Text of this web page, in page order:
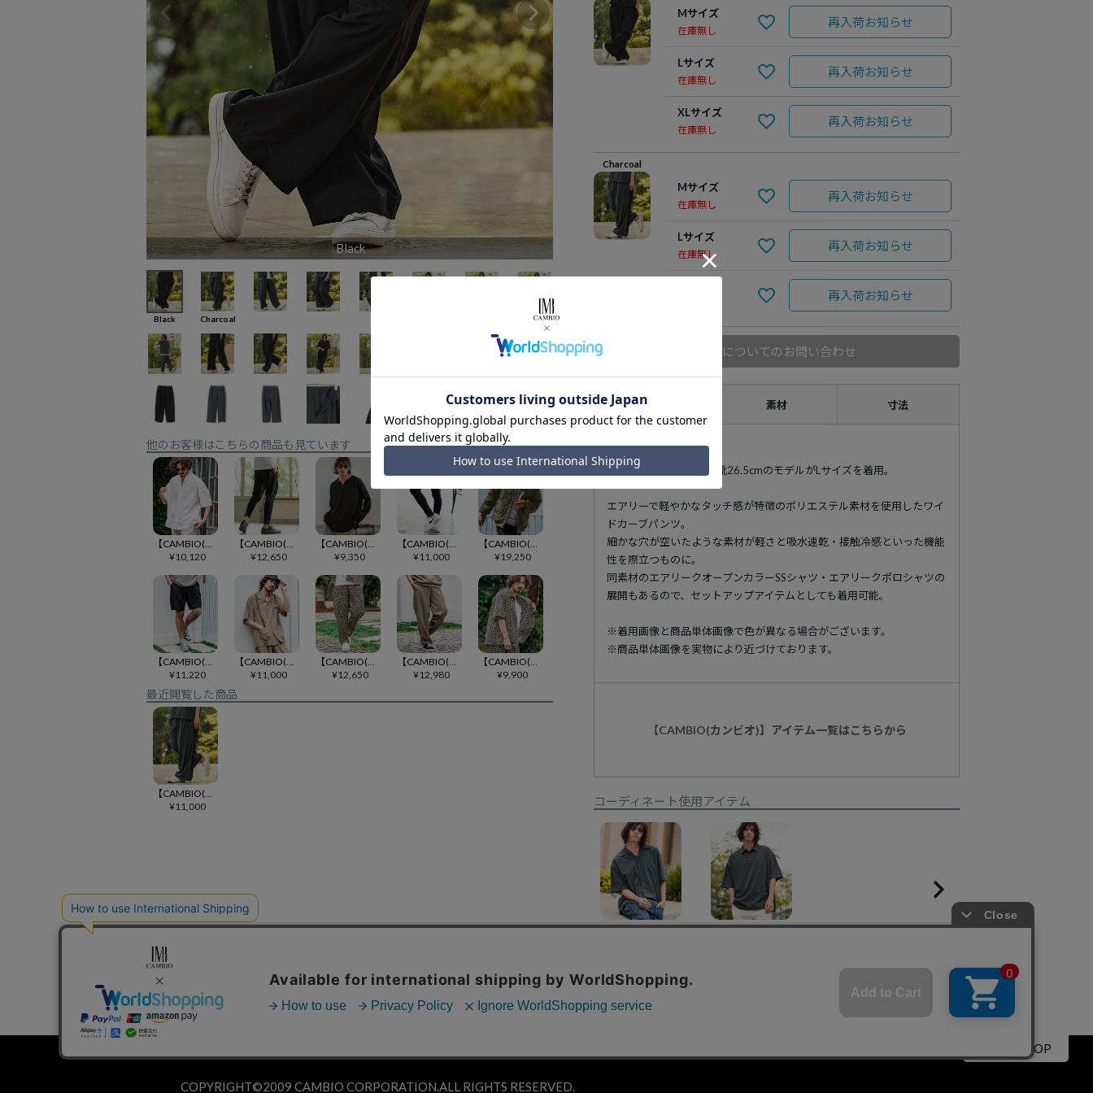
Black Charcoal
Black Charcoal
他のお客様はこちらの商品も見ています
¥10,120
¥12,650
¥9,350
¥11,000
¥19,250
¥11,220
¥11,000
¥12,650
¥12,980
¥9,900
最近閲覧した商品
¥11,000
Mサイズ
在庫無し
再入荷お知らせ
Lサイズ
在庫無し
再入荷お知らせ
XLサイズ
在庫無し
再入荷お知らせ
Charcoal
Mサイズ
在庫無し
再入荷お知らせ
Lサイズ
在庫無し
再入荷お知らせ
再入荷お知らせ
商品についてのお問い合わせ
アイテム説明 素材 寸法
175cm B90-W73-H89 靴26.5cmのモデルがLサイズを着用。
エアリーで軽やかなタッチ感が特徴のポリエステル素材を使用したワイ
ドカーブパンツ。
細かな穴が空いたような素材が軽さと吸水速乾・接触冷感といった機能
性を際立つものに。
同素材のエアリークオープンカラーSSシャツ・エアリークポロシャツの
展開もあるので、セットアップアイテムとしても着用可能。
※着用画像と商品単体画像で色が異なる場合がございます。
※商品単体画像を実物により近づけております。
【CAMBIO(カンビオ)】アイテム一覧はこちらから
コーディネート使用アイテム
【CAMBIO(カンビオ)】エアリークオープンカラーSSシャツ 【CAMBIO(カンビオ)】エアリークポロシャツ
▲PAGE TOP
COPYRIGHT©2009 CAMBIO CORPORATION.ALL RIGHTS RESERVED.